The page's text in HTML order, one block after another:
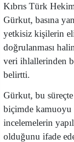
Kıbrıs Türk
Gürkut, basına
yetkisiz kişilerin
doğrulanması
veri ihlallerinden
belirtti.
Gürkut, bu
biçimde kamuoyu
incelemelerin
olduğunu ifade